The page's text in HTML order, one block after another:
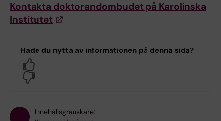
Kontakta doktorandombudet på Karolinska
Institutet
Hade du nytta av informationen på denna sida?
Innehållsgranskare: